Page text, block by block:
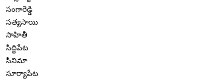
సంగారెడ్డి
సత్యసాయి
సాహితీ
సిద్ధిపేట
సినిమా
సూర్యాపేట